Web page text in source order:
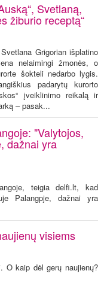
Svetlaną,
žiburio receptą“
Grigorian išplatino
nelaimingi žmonės, o
šokteli nedarbo lygis.
padarytų kurorto
įveiklinimo reikalą ir
– pasak...
"Valytojos,
dažnai yra
teigia delfi.lt, kad
Palangpje, dažnai yra
visiems
O kaip dėl gerų naujienų?